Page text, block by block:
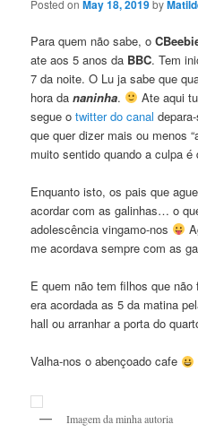
Posted onMay 18, 2019by
Para quem não sabe, o
ate aos 5 anos da BBC. Tem
7 da noite. O Lu ja sabe que
hora dananinha.
Ate aqui
segue otwitter do canal
que quer dizer mais ou menos
muito sentido quando a culpa é
Enquanto isto, os pais que
acordar com as galinhas… o
adolescência vingamo-nos
me acordava sempre com as
E quem não tem filhos que
era acordada as 5 da matina
hall ou arranhar a porta do
Valha-nos o abençoado cafe
Imagem da minha autoria